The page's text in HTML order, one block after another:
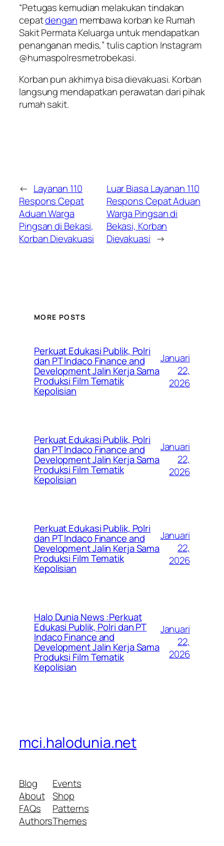
“Petugas kemudian melakukan tindakan
cepatdengan membawa korban ke Rumah
Sakit Permata Keluarga untuk mendapatkan
penanganan medis,” tulis caption Instagram
@humaspolresmetrobekasi.
Korban pun akhirnya bisa dievakuasi. Korban
langsung mendapatkan perawatan dari pihak
rumah sakit.
← Layanan 110
Respons Cepat
Aduan Warga
Pingsan di Bekasi,
Korban Dievakuasi
Luar Biasa Layanan 110
Respons Cepat Aduan
Warga Pingsan di
Bekasi, Korban
Dievakuasi →
MORE POSTS
Perkuat Edukasi Publik, Polri
dan PT Indaco Finance and
Development Jalin Kerja Sama
Produksi Film Tematik
Kepolisian
Januari
22,
2026
Perkuat Edukasi Publik, Polri
dan PT Indaco Finance and
Development Jalin Kerja Sama
Produksi Film Tematik
Kepolisian
Januari
22,
2026
Perkuat Edukasi Publik, Polri
dan PT Indaco Finance and
Development Jalin Kerja Sama
Produksi Film Tematik
Kepolisian
Januari
22,
2026
Halo Dunia News :Perkuat
Edukasi Publik, Polri dan PT
Indaco Finance and
Development Jalin Kerja Sama
Produksi Film Tematik
Kepolisian
Januari
22,
2026
mci.halodunia.net
Blog
About
FAQs
Authors
Events
Shop
Patterns
Themes